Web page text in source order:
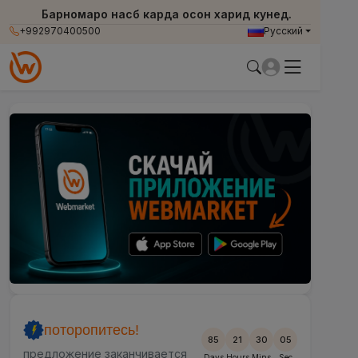
+992970400500
Барномаро насб карда осон харид кунед.
Русский
поторопитесь!
предложение заканчивается
85 21 30 02